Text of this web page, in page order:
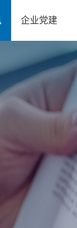
企业党建